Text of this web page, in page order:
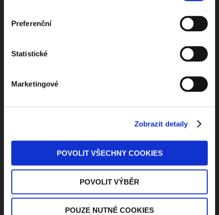
Preferenční
Statistické
Marketingové
Zobrazit detaily
POVOLIT VŠECHNY COOKIES
POVOLIT VÝBĚR
POUZE NUTNÉ COOKIES
Dostávejte od nás pravidelný měsíční souhrn
zpracování osobních údajů
ODEBÍRAT NEWSLETTER